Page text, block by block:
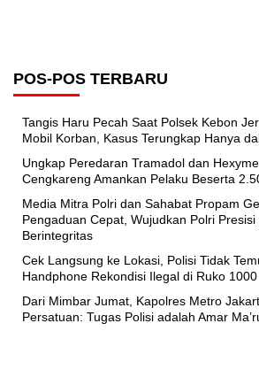
POS-POS TERBARU
Tangis Haru Pecah Saat Polsek Kebon
Mobil Korban, Kasus Terungkap Hanya
Ungkap Peredaran Tramadol dan
Cengkareng Amankan Pelaku Beserta
Media Mitra Polri dan Sahabat Propam
Pengaduan Cepat, Wujudkan Polri
Berintegritas
Cek Langsung ke Lokasi, Polisi Tidak
Handphone Rekondisi Ilegal di Ruko 1000
Dari Mimbar Jumat, Kapolres Metro
Persatuan: Tugas Polisi adalah Amar